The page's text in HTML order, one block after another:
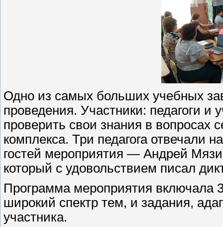
Одно из самых больших учебных
проведения. Участники: педагоги
проверить свои знания в вопросах
комплекса. Три педагога отвечали
гостей мероприятия — Андрей
который с удовольствием писал
Программа мероприятия включала
широкий спектр тем, и задания,
участника.